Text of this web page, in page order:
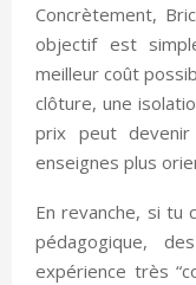
Concrètement,
objectif est
meilleur coût
clôture, une
prix peut
enseignes plus
En revanche, si tu
pédagogique,
expérience très